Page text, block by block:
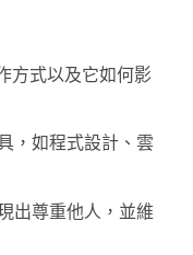
方式以及它如何影
，如程式設計、雲
出尊重他人，並維